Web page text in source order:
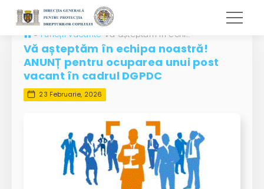
» Funcții vacante Vă așteptăm în echipa noastră! ANUNȚ pentru ocuparea unui post vacant în cadrul DGPDC
Vă așteptăm în echipa noastră!
ANUNȚ pentru ocuparea unui post
vacant în cadrul DGPDC
23 Februarie, 2026